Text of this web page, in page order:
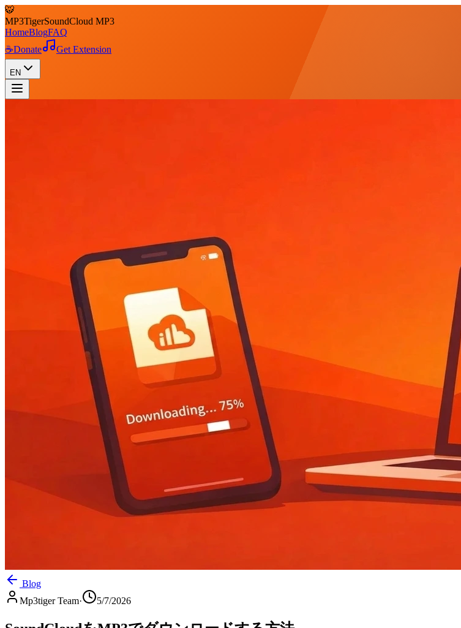
🐯
MP3TigerSoundCloud MP3
HomeBlogFAQ
☕Donate Get Extension
EN
Blog
Mp3tiger Team· 5/7/2026